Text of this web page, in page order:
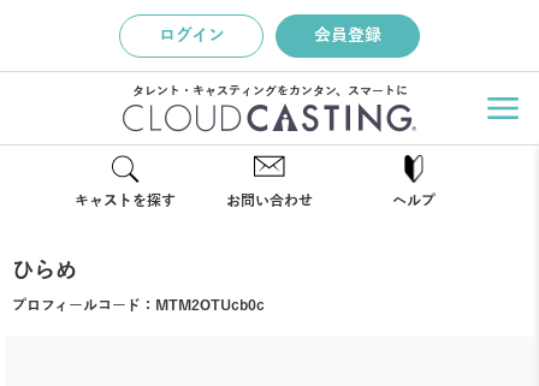
ログイン 会員登録
タレント・キャスティングをカンタン、スマートに
キャストを探す お問い合わせ ヘルプ
ひらめ
プロフィールコード： MTM2OTUcb0c